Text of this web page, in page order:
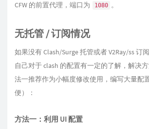
CFW 的前置代理，端口为
1080 。
无托管 / 订阅情况
如果没有 Clash/Surge 托管或者 V2Ray/ss 订
自己对于 clash 的配置有一定的了解，解决
法一推荐作为小幅度修改使用，编写大量配
便）：
方法一：利用 UI 配置